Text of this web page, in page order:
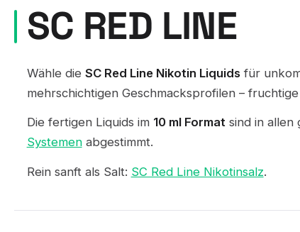
SC RED LINE
Wähle die SC Red Line Nikotin Liquidsfür
mehrschichtigen Geschmacksprofilen –
Die fertigen Liquids im 10 ml Formatsind in allen
Systemenabgestimmt.
Rein sanft als Salt: SC Red Line Nikotinsalz.